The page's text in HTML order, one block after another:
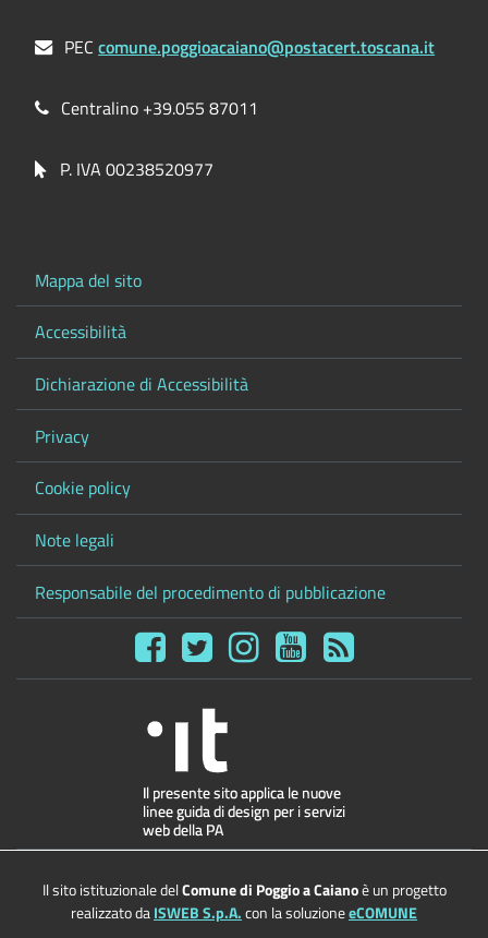
PECcomune.poggioacaiano@postacert.toscana.it
Centralino +39.055 87011
P. IVA 00238520977
Mappa del sito
Accessibilità
Dichiarazione di Accessibilità
Privacy
Cookie policy
Note legali
Responsabile del procedimento di pubblicazione
Il sito istituzionale delComune di Poggio a Caianoè un progetto
realizzato daISWEB S.p.A.con la soluzioneeCOMUNE